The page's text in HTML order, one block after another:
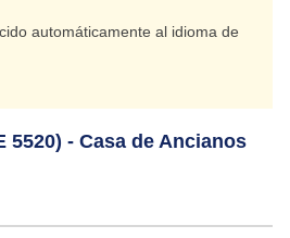
automáticamente al idioma de
5520) - Casa de Ancianos